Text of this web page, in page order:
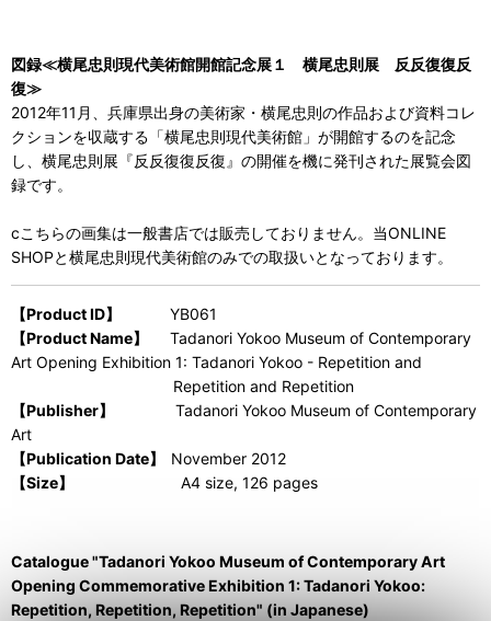
図録≪横尾忠則現代美術館開館記念展１ 横尾忠則展 反反復復反
復≫
2012年11月、兵庫県出身の美術家・横尾忠則の作品および資料コレ
クションを収蔵する「横尾忠則現代美術館」が開館するのを記念
し、横尾忠則展『反反復復反復』の開催を機に発刊された展覧会図
録です。
cこちらの画集は一般書店では販売しておりません。当ONLINE
SHOPと横尾忠則現代美術館のみでの取扱いとなっております。
【Product ID】 YB061
【Product Name】 Tadanori Yokoo Museum of Contemporary
Art Opening Exhibition 1: Tadanori Yokoo - Repetition and
Repetition and Repetition
【Publisher】 Tadanori Yokoo Museum of Contemporary
Art
【Publication Date】 November 2012
【Size】 A4 size, 126 pages
Catalogue "Tadanori Yokoo Museum of Contemporary Art
Opening Commemorative Exhibition 1: Tadanori Yokoo:
Repetition, Repetition, Repetition" (in Japanese)